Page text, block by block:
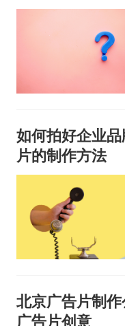
如何拍好企业
片的制作方法
北京广告片制
广告片创意